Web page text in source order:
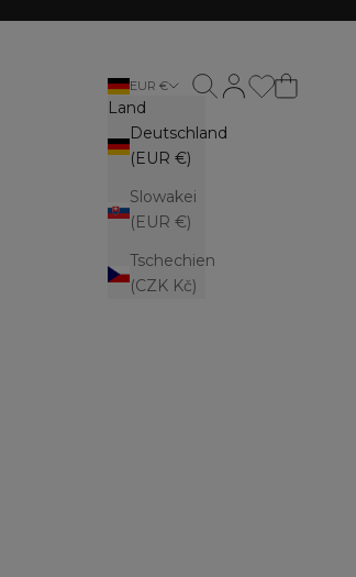
EUR €
Land
Deutschland
(EUR €)
Slowakei
(EUR €)
Tschechien
(CZK Kč)
Suche öffnen